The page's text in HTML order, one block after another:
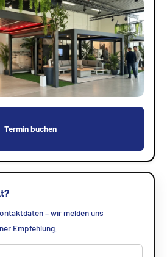
Termin buchen
– wir melden uns
Empfehlung.